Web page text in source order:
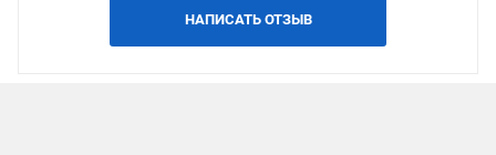
НАПИСАТЬ ОТЗЫВ